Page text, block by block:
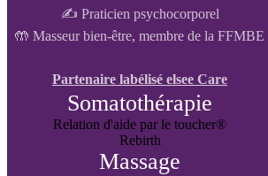
✍️ Praticien psychocorporel
🤲 Masseur bien-être, membre de la FFMBE
Partenaire labélisé elsee Care
Somatothérapie
Relation d'aide par le toucher®
Rebirth
Massage